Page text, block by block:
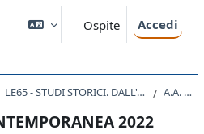
Ospite Accedi
LE65 - STUDI STORICI. DALL'ANTICO AL CONTEMPORANEO A.A. 2022 - 2023
2022